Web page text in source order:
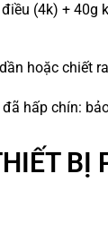
(4k) + 40g
hoặc chiết
hấp chín:
BỊ